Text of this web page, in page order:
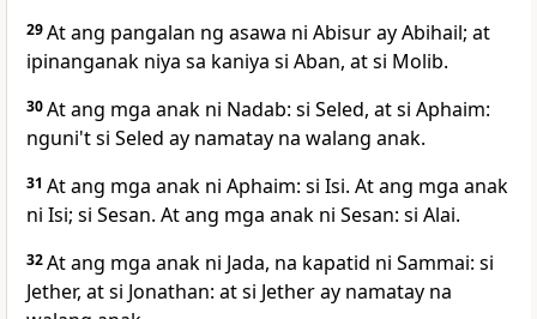
29At ang pangalan ng asawa ni Abisur ay Abihail; at
ipinanganak niya sa kaniya si Aban, at si Molib.
30At ang mga anak ni Nadab: si Seled, at si Aphaim:
nguni't si Seled ay namatay na walang anak.
31 At ang mga anak ni Aphaim: si Isi. At ang mga anak
ni Isi; si Sesan. At ang mga anak ni Sesan: si Alai.
32At ang mga anak ni Jada, na kapatid ni Sammai: si
Jether, at si Jonathan: at si Jether ay namatay na